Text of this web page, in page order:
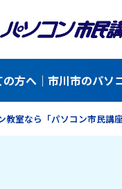
方へ｜市川市のパソ
教室なら「パソコン市民講座